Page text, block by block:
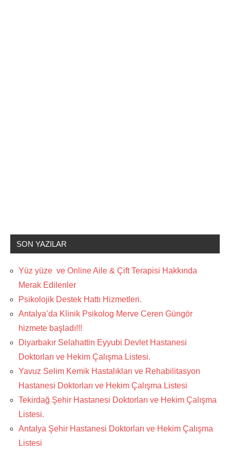
SON YAZILAR
Yüz yüze ve Online Aile & Çift Terapisi Hakkında
Merak Edilenler
Psikolojik Destek Hattı Hizmetleri.
Antalya’da Klinik Psikolog Merve Ceren Güngör
hizmete başladı!!!
Diyarbakır Selahattin Eyyubi Devlet Hastanesi
Doktorları ve Hekim Çalışma Listesi.
Yavuz Selim Kemik Hastalıkları ve Rehabilitasyon
Hastanesi Doktorları ve Hekim Çalışma Listesi
Tekirdağ Şehir Hastanesi Doktorları ve Hekim Çalışma
Listesi.
Antalya Şehir Hastanesi Doktorları ve Hekim Çalışma
Listesi